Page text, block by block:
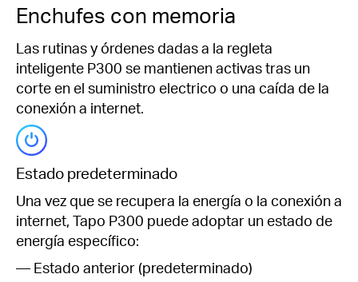
Enchufes con memoria
Las rutinas y órdenes dadas a la regleta
inteligente P300 se mantienen activas tras un
corte en el suministro electrico o una caída de la
conexión a internet.
Estado predeterminado
Una vez que se recupera la energía o la conexión a
internet, Tapo P300 puede adoptar un estado de
energía específico:
— Estado anterior (predeterminado)